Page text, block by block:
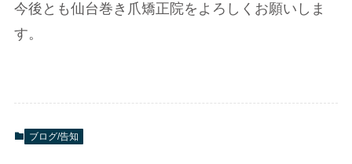
今後とも仙台巻き爪矯正院をよろしくお願いしま
す。
ブログ/告知